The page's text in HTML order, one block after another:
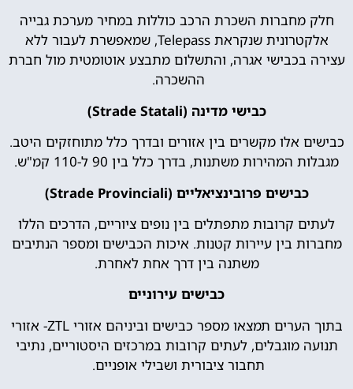
חלק מחברות השכרת הרכב כוללות במחיר מערכת גבייה
אלקטרונית שנקראת Telepass, שמאפשרת לעבור ללא
עצירה בכבישי אגרה, והתשלום מתבצע אוטומטית מול חברת
ההשכרה.
כבישי מדינה (Strade Statali)
כבישים אלו מקשרים בין אזורים ובדרך כלל מתוחזקים היטב.
מגבלות המהירות משתנות, בדרך כלל בין 90 ל-110 קמ"ש.
כבישים פרובינציאליים (Strade Provinciali)
לעתים קרובות מתפתלים בין נופים ציוריים, הדרכים הללו
מחברות בין עיירות קטנות. איכות הכבישים ומספר הנתיבים
משתנה בין דרך אחת לאחרת.
כבישים עירוניים
בתוך הערים תמצאו מספר כבישים וביניהם אזורי ZTL- אזורי
תנועה מוגבלים, לעתים קרובות במרכזים היסטוריים, נתיבי
תחבור ציבורית ושבילי אופניים.